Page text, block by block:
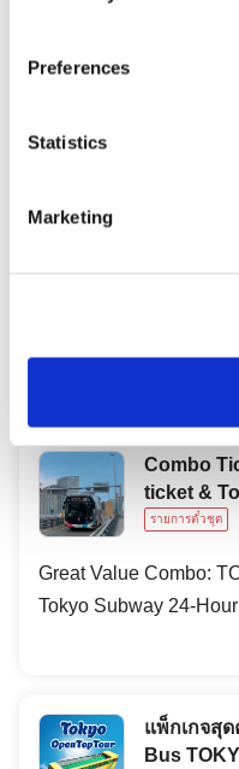
Preferences
Statistics
Marketing
Museum of Modern
Combo
ticket &
รายการตั๋วชุด
Great Value Combo:
Tokyo Subway 24-
แพ็กเกจสุ
Bus